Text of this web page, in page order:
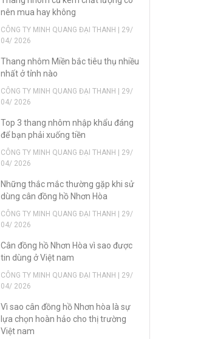
nên mua hay không
CÔNG TY MINH QUANG ĐẠI THANH | 29/
04/ 2026
Thang nhôm Miền bắc tiêu thụ nhiều
nhất ở tỉnh nào
CÔNG TY MINH QUANG ĐẠI THANH | 29/
04/ 2026
Top 3 thang nhôm nhập khẩu đáng
để bạn phải xuống tiền
CÔNG TY MINH QUANG ĐẠI THANH | 29/
04/ 2026
Những thắc mắc thường gặp khi sử
dùng cân đồng hồ Nhơn Hòa
CÔNG TY MINH QUANG ĐẠI THANH | 29/
04/ 2026
Cân đồng hồ Nhơn Hòa vì sao được
tin dùng ở Việt nam
CÔNG TY MINH QUANG ĐẠI THANH | 29/
04/ 2026
Vì sao cân đồng hồ Nhơn hòa là sự
lựa chọn hoàn hảo cho thị trường
Việt nam